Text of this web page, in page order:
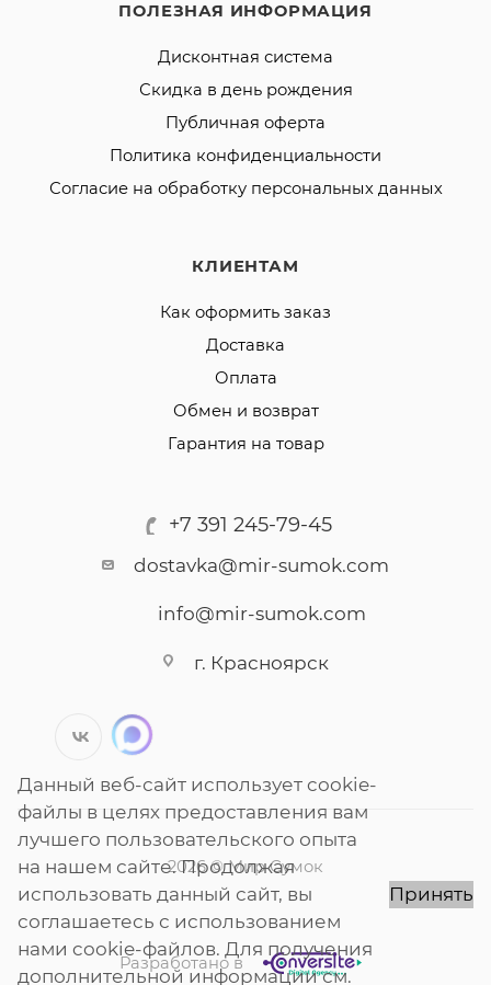
ПОЛЕЗНАЯ ИНФОРМАЦИЯ
Дисконтная система
Скидка в день рождения
Публичная оферта
Политика конфиденциальности
Согласие на обработку персональных данных
КЛИЕНТАМ
Как оформить заказ
Доставка
Оплата
Обмен и возврат
Гарантия на товар
+7 391 245-79-45
dostavka@mir-sumok.com
info@mir-sumok.com
г. Красноярск
2026 © Мир Сумок
Разработано в
Данный веб-сайт использует cookie-
файлы в целях предоставления вам
лучшего пользовательского опыта
на нашем сайте. Продолжая
использовать данный сайт, вы
соглашаетесь с использованием
нами cookie-файлов. Для получения
дополнительной информации см.
Принять